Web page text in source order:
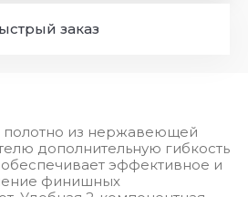
из нержавеющей
дополнительную гибкость
обеспечивает эффективное и
финишных
заказ